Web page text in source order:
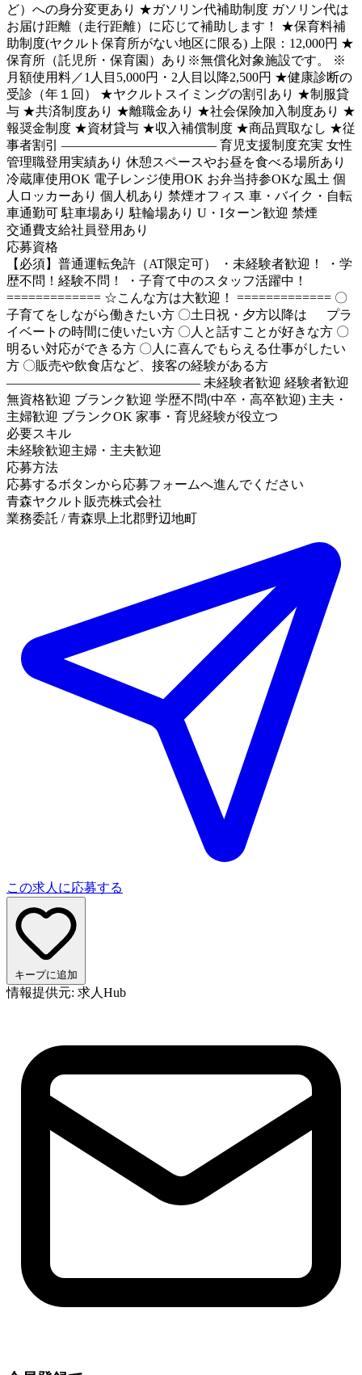
ど）への身分変更あり ★ガソリン代補助制度 ガソリン代は
お届け距離（走行距離）に応じて補助します！ ★保育料補
助制度(ヤクルト保育所がない地区に限る) 上限：12,000円 ★
保育所（託児所・保育園）あり※無償化対象施設です。 ※
月額使用料／1人目5,000円・2人目以降2,500円 ★健康診断の
受診（年１回） ★ヤクルトスイミングの割引あり ★制服貸
与 ★共済制度あり ★離職金あり ★社会保険加入制度あり ★
報奨金制度 ★資材貸与 ★収入補償制度 ★商品買取なし ★従
事者割引 ―――――――――――― 育児支援制度充実 女性
管理職登用実績あり 休憩スペースやお昼を食べる場所あり
冷蔵庫使用OK 電子レンジ使用OK お弁当持参OKな風土 個
人ロッカーあり 個人机あり 禁煙オフィス 車・バイク・自転
車通勤可 駐車場あり 駐輪場あり U・Iターン歓迎 禁煙
交通費支給社員登用あり
応募資格
【必須】普通運転免許（AT限定可） ・未経験者歓迎！ ・学
歴不問！経験不問！ ・子育て中のスタッフ活躍中！
============= ☆こんな方は大歓迎！ ============= 〇
子育てをしながら働きたい方 〇土日祝・夕方以降は プラ
イベートの時間に使いたい方 〇人と話すことが好きな方 〇
明るい対応ができる方 〇人に喜んでもらえる仕事がしたい
方 〇販売や飲食店など、接客の経験がある方
――――――――――――――― 未経験者歓迎 経験者歓迎
無資格歓迎 ブランク歓迎 学歴不問(中卒・高卒歓迎) 主夫・
主婦歓迎 ブランクOK 家事・育児経験が役立つ
必要スキル
未経験歓迎主婦・主夫歓迎
応募方法
応募するボタンから応募フォームへ進んでください
青森ヤクルト販売株式会社
業務委託 / 青森県上北郡野辺地町
この求人に応募する
キープに追加
情報提供元: 求人Hub